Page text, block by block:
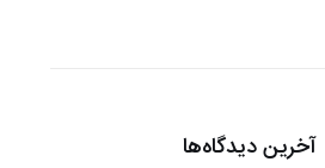
آخرین دیدگاه‌ها